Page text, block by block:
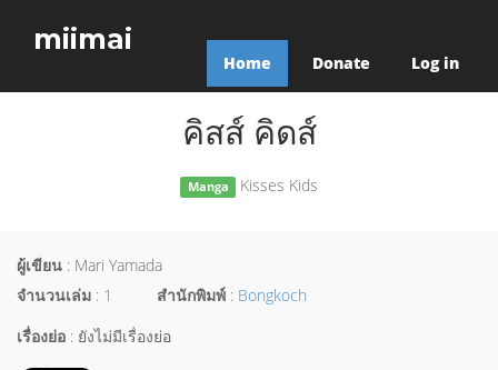
miimai
Home Donate Log in
คิสส์ คิดส์
Manga Kisses Kids
ผู้เขียน : Mari Yamada
จำนวนเล่ม : 1 สำนักพิมพ์ : Bongkoch
เรื่องย่อ : ยังไม่มีเรื่องย่อ